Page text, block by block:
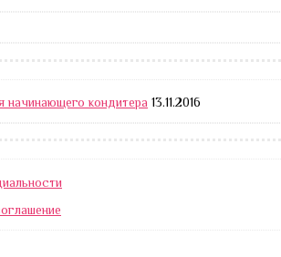
начинающего кондитера 13.11.2016